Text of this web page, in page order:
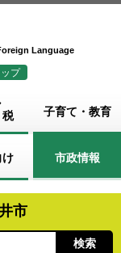
Language
プ
税
子育て・教育
け 市政情報
市